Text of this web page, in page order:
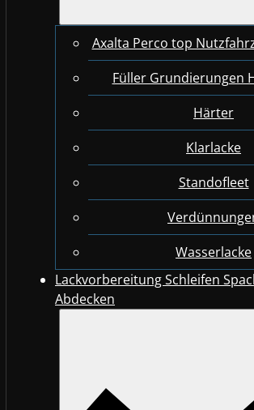
Axalta Perco top
Füller Grundierungen
Härter
Klarlacke
Standofleet
Wasserlacke
Lackvorbereitung Schleifen
Abdecken